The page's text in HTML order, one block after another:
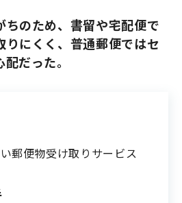
ちのため、書留や宅配便で
りにくく、普通郵便ではセ
だった。
郵便物受け取りサービス